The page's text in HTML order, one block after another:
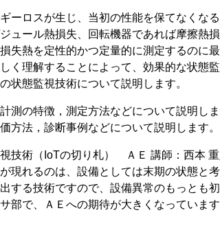
ーロスが生じ、当初の性能を保てなくな
ュール熱損失、回転機器であれば摩擦熱
失熱を定性的かつ定量的に測定するのに
く理解することによって、効果的な状態
状態監視技術について説明します。
測の特徴，測定方法などについて説明しま
方法，診断事例などについて説明します。
技術（IoTの切り札） ＡＥ 講師：西本 重
現れるのは、設備としては末期の状態と
する技術ですので、設備異常のもっとも
部で、ＡＥへの期待が大きくなっていま